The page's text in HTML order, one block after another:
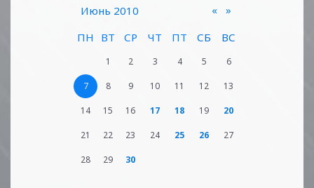
«
Июнь 2010
»
ПН
ВТ СР ЧТ ПТ СБ ВС
1 2 3 4 5 6
7 8 9 10 11 12 13
14 15 16 17 18 19 20
21 22 23 24 25 26 27
28 29 30